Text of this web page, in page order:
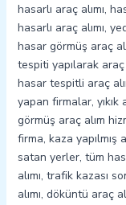
hasarlı araç alımı,
hasarlı araç alımı,
hasar görmüş araç
tespiti yapılarak araç
hasar tespitli araç
yapan firmalar, yıkık
görmüş araç alım
firma, kaza yapılmış
satan yerler, tüm
alımı, trafik kazası
alımı, döküntü araç